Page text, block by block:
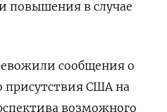
повышения в случае
сообщения о
присутствия США на
возможного